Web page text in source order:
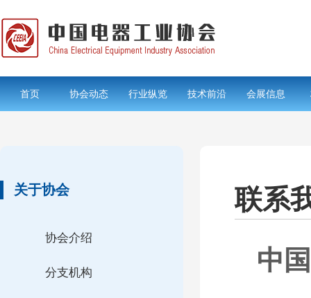
首页 协会动态 行业纵览 技术前沿 会展信息
关于协会
协会介绍
分支机构
联系
中